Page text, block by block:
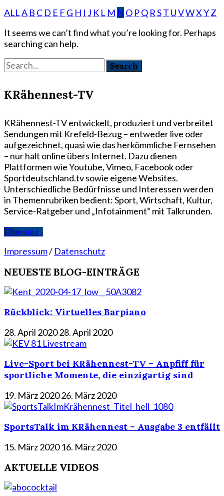
ALLA B C D E F G H I J K L M N O PQ RST UVWXYZ
It seems we can’t find what you’re looking for. Perhaps
searching can help.
KRähennest-TV
KRähennest-TV entwickelt, produziert und verbreitet
Sendungen mit Krefeld-Bezug – entweder live oder
aufgezeichnet, quasi wie das herkömmliche Fernsehen
– nur halt online übers Internet. Dazu dienen
Plattformen wie Youtube, Vimeo, Facebook oder
Sportdeutschland.tv sowie eigene Websites.
Unterschiedliche Bedürfnisse und Interessen werden
in Themenrubriken bedient: Sport, Wirtschaft, Kultur,
Service-Ratgeber und „Infotainment“ mit Talkrunden.
Über uns
Impressum/ Datenschutz
NEUESTE BLOG-EINTRÄGE
Rückblick: Virtuelles Barpiano
28. April 202028. April 2020
Live-Sport bei KRähennest-TV – Anpfiff für
sportliche Momente, die einzigartig sind
19. März 202026. März 2020
SportsTalk im KRähennest – Ausgabe 3 entfällt
15. März 2020 16. März 2020
AKTUELLE VIDEOS